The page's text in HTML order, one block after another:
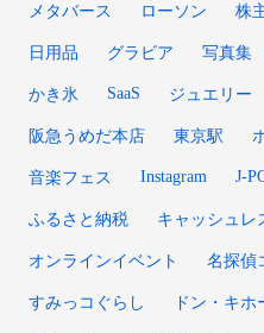
メタバース ローソン 株
日用品 グラビア 写真集
かき氷 SaaS ジュエリー
阪急うめだ本店 東京駅
音楽フェス Instagram J-
ふるさと納税 キャッシュレ
オンラインイベント 名探偵
すみっコぐらし ドン・キホ